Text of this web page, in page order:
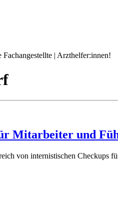
| Arzthelfer:innen!
Mitarbeiter und
von internistischen Checkups